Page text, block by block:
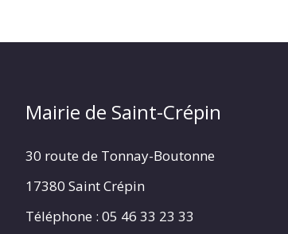
Mairie de Saint-Crépin
30 route de Tonnay-Boutonne
17380 Saint Crépin
Téléphone : 05 46 33 23 33